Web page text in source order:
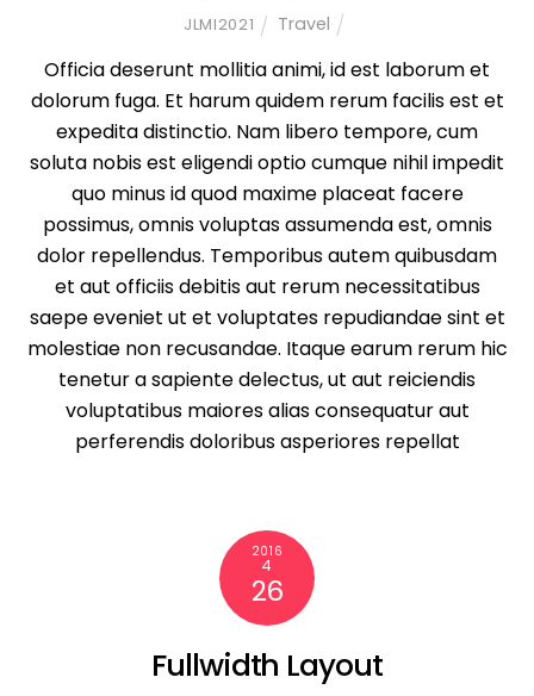
JLMI2021 Travel
Officia deserunt mollitia animi, id est laborum et
dolorum fuga. Et harum quidem rerum facilis est et
expedita distinctio. Nam libero tempore, cum
soluta nobis est eligendi optio cumque nihil impedit
quo minus id quod maxime placeat facere
possimus, omnis voluptas assumenda est, omnis
dolor repellendus. Temporibus autem quibusdam
et aut officiis debitis aut rerum necessitatibus
saepe eveniet ut et voluptates repudiandae sint et
molestiae non recusandae. Itaque earum rerum hic
tenetur a sapiente delectus, ut aut reiciendis
voluptatibus maiores alias consequatur aut
perferendis doloribus asperiores repellat
2016
4
26
Fullwidth Layout